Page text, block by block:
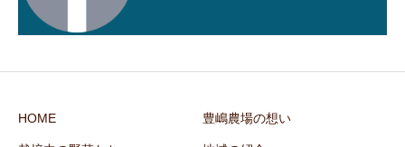
HOME 豊嶋農場の想い